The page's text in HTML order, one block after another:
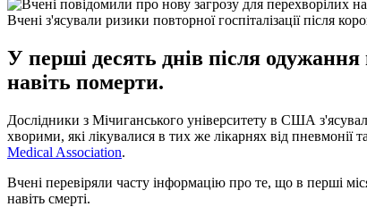
Вчені з'ясували ризики повторної госпіталізації після
У перші десять днів після
навіть померти.
Дослідники з Мічиганського університету в США
хворими, які лікувалися в тих же лікарнях від пневмонії
Medical Association.
Вчені перевіряли часту інформацію про те, що в перші
навіть смерті.